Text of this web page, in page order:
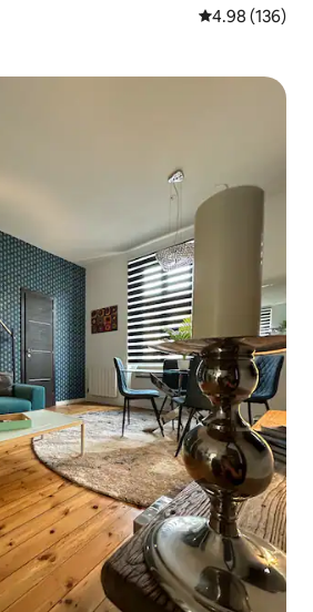
평점 4.98점(5
4.98 (136)